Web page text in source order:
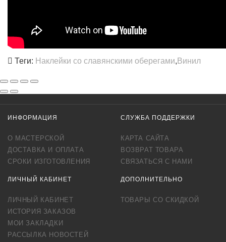
Теги: Наклейки со славянскими оберегами, Винил
ИНФОРМАЦИЯ
О МАСТЕРСКОЙ
ДОСТАВКА И ОПЛАТА
СРОКИ ИЗГОТОВЛЕНИЯ
СЛУЖБА ПОДДЕРЖКИ
КАРТА САЙТА
ВОЗВРАТ ТОВАРА
СВЯЗАТЬСЯ С НАМИ
ЛИЧНЫЙ КАБИНЕТ
ЛИЧНЫЙ КАБИНЕТ
ИСТОРИЯ ЗАКАЗОВ
МОИ ЗАКЛАДКИ
РАССЫЛКА НОВОСТЕЙ
ДОПОЛНИТЕЛЬНО
ТОВАРЫ СО СКИДКОЙ